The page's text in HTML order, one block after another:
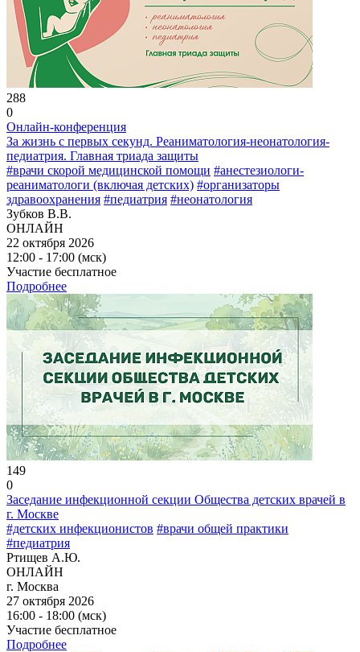
288
0
Онлайн-конференция
За жизнь с первых секунд. Реаниматология-неонатология-
педиатрия. Главная триада защиты
#врачи скорой медицинской помощи #анестезиологи-
реаниматологи (включая детских) #организаторы
здравоохранения #педиатрия #неонатология
Зубков В.В.
ОНЛАЙН
22 октября 2026
12:00 - 17:00 (мск)
Участие бесплатное
Подробнее
149
0
Заседание инфекционной секции Общества детских врачей в
г. Москве
#детских инфекционистов #врачи общей практики
#педиатрия
Ртищев А.Ю.
ОНЛАЙН
г. Москва
27 октября 2026
16:00 - 18:00 (мск)
Участие бесплатное
Подробнее